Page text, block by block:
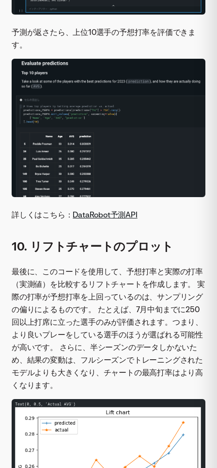
予測が返さたら、上位10選手の予想打率を評価できま
す。
詳しくはこちら： DataRobot予測API
10. リフトチャートのプロット
最後に、このコードを使用して、予想打率と実際の打率
（実測値）を比較するリフトチャートを作成します。 実
際の打率が予想打率を上回っているのは、サンプリング
の偏りによるものです。 たとえば、7月中旬までに250
回以上打席に立った選手のみが評価されます。つまり、
より良いプレーをしている選手のほうが選ばれる可能性
が高いです。 さらに、半シーズンのデータしかないた
め、結果の変動は、フルシーズンでトレーニングされた
モデルよりも大きくなり、チャートの最高打率はより高
くなります。